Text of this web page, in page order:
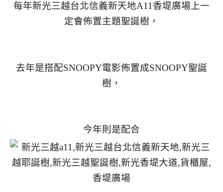
每年新光三越台北信義新天地A11香堤廣場上一
定會佈置主題聖誕樹，
去年是搭配SNOOPY電影佈置成SNOOPY聖誕
樹，
今年則是配合